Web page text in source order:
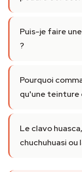
Puis-je faire
?
Pourquoi
qu'une teinture
Le clavo
chuchuhuasi ou